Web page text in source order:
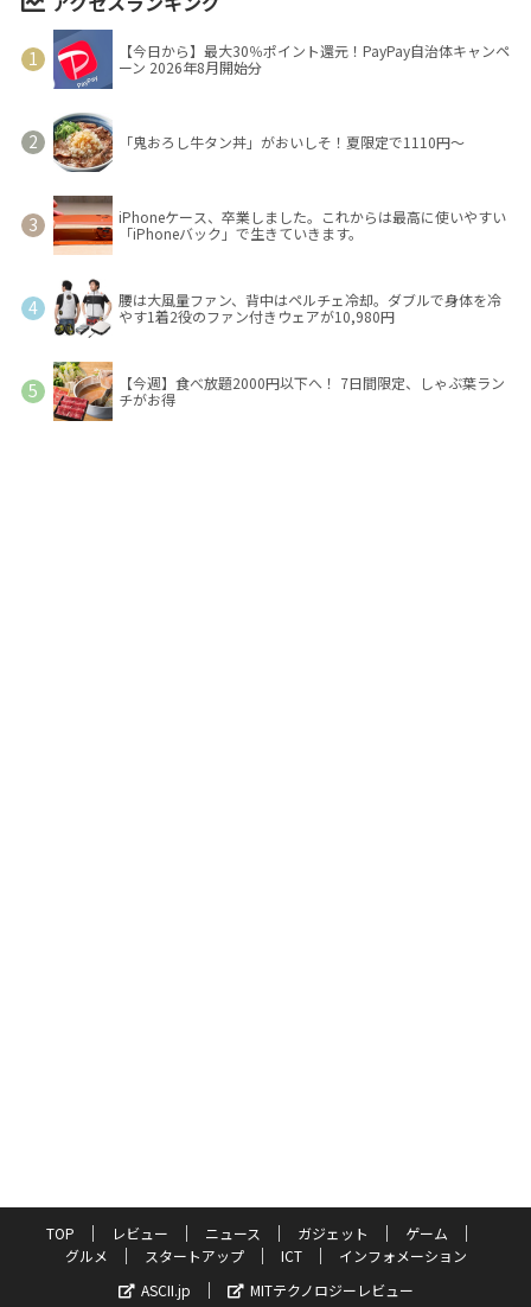
【今日から】最大30％ポイント還元！PayPay自治体キャンペ
ーン 2026年8月開始分
「鬼おろし牛タン丼」がおいしそ！夏限定で1110円～
iPhoneケース、卒業しました。これからは最高に使いやすい
「iPhoneバック」で生きていきます。
腰は大風量ファン、背中はペルチェ冷却。ダブルで身体を冷
やす1着2役のファン付きウェアが10,980円
【今週】食べ放題2000円以下へ！ 7日間限定、しゃぶ葉ラン
チがお得
TOP レビュー ニュース ガジェット
ゲーム
グルメ
スタートアップ ICT
インフォメーション
ASCII.jp
MITテクノロジーレビュー